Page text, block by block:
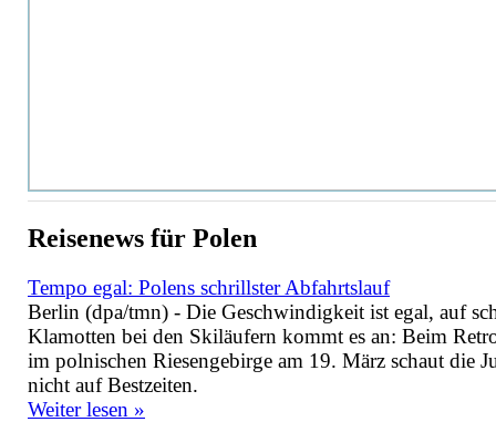
Reisenews für Polen
Tempo egal: Polens schrillster Abfahrtslauf
Berlin (dpa/tmn) - Die Geschwindigkeit ist egal, auf
Klamotten bei den Skiläufern kommt es an: Beim
im polnischen Riesengebirge am 19. März schaut die
nicht auf Bestzeiten.
Weiter lesen »